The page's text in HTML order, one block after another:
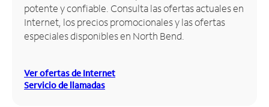
una
tienda
potente y confiable. Consulta las ofertas actuales en
Internet, los precios promocionales y las ofertas
especiales disponibles en North Bend.
Ver ofertas de Internet
Servicio de llamadas